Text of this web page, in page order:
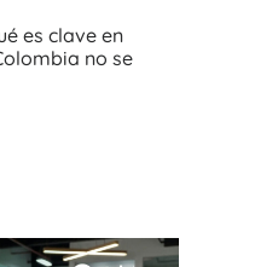
es clave en
no se